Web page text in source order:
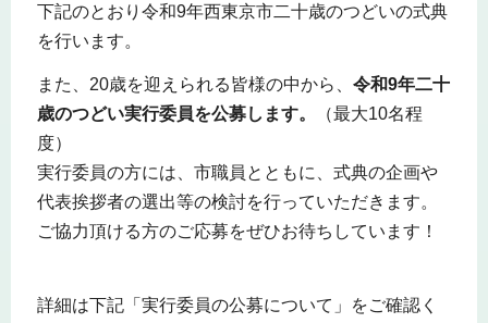
下記のとおり令和9年西東京市二十歳のつどいの式典
を行います。
また、20歳を迎えられる皆様の中から、 令和9年二十
歳のつどい実行委員を公募します。
（最大10名程
度）
実行委員の方には、市職員とともに、式典の企画や
代表挨拶者の選出等の検討を行っていただきます。
ご協力頂ける方のご応募をぜひお待ちしています！
詳細は下記「実行委員の公募について」をご確認く